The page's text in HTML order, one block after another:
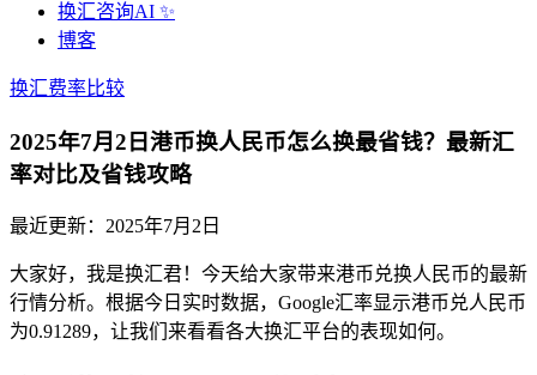
换汇咨询AI ✨
博客
换汇费率比较
2025年7月2日港币换人民币怎么换最省钱？最新汇
率对比及省钱攻略
最近更新： 2025年7月2日
大家好，我是换汇君！今天给大家带来港币兑换人民币的最新
行情分析。根据今日实时数据，Google汇率显示港币兑人民币
为0.91289，让我们来看看各大换汇平台的表现如何。